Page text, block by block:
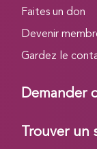
Faites un don
Devenir
Gardez le
Demander
Trouver un